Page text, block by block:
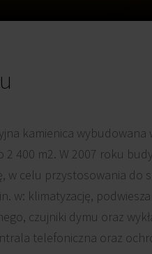
kamienica wybudowana
2 400 m2. W 2007 roku
w celu przystosowania do
w: klimatyzację,
czujniki dymu oraz
telefoniczna oraz